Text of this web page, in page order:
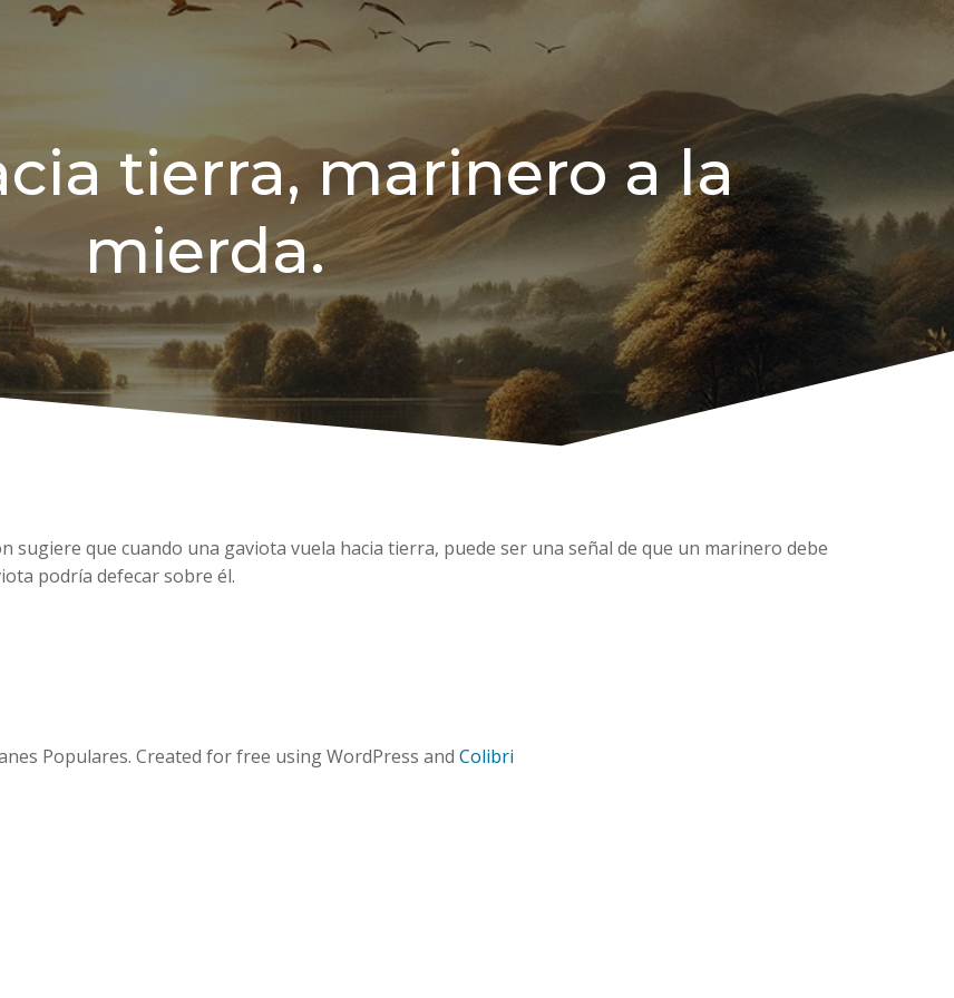
tierra, marinero a la
mierda.
sugiere que cuando una gaviota vuela hacia tierra, puede ser una señal de que un marinero debe
podría defecar sobre él.
Populares. Created for free using WordPress and Colibri